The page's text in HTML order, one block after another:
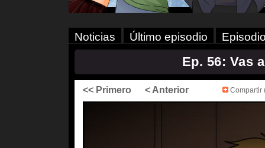
Noticias Último episodio
Ep. 56: Vas
<< Primero < Anterior Compartir